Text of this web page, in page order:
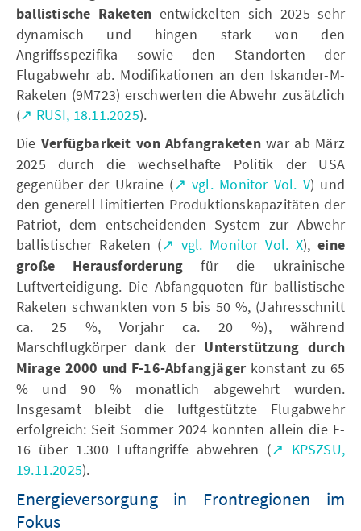
ballistische Raketen entwickelten sich 2025 sehr
dynamisch und hingen stark von den
Angriffsspezifika sowie den Standorten der
Flugabwehr ab. Modifikationen an den Iskander-M-
Raketen (9M723) erschwerten die Abwehr zusätzlich
(↗ RUSI, 18.11.2025).
DieVerfügbarkeit von Abfangraketenwar ab März
2025 durch die wechselhafte Politik der USA
gegenüber der Ukraine (↗ vgl. Monitor Vol. V) und
den generell limitierten Produktionskapazitäten der
Patriot, dem entscheidenden System zur Abwehr
ballistischer Raketen (↗ vgl. Monitor Vol. X),eine
große Herausforderung für die ukrainische
Luftverteidigung. Die Abfangquoten für ballistische
Raketen schwankten von 5 bis 50 %, (Jahresschnitt
ca. 25 %, Vorjahr ca. 20 %), während
Marschflugkörper dank der Unterstützung durch
Mirage 2000 und F-16-Abfangjäger konstant zu 65
% und 90 % monatlich abgewehrt wurden.
Insgesamt bleibt die luftgestützte Flugabwehr
erfolgreich: Seit Sommer 2024 konnten allein die F-
16 über 1.300 Luftangriffe abwehren (↗ KPSZSU,
19.11.2025).
Energieversorgung in Frontregionen im
Fokus